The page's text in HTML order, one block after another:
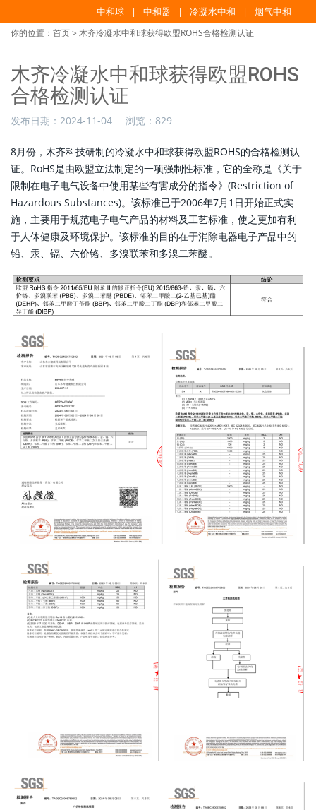
中和球 中和器 冷凝水中和 烟气中和
你的位置： 首页> 木齐冷凝水中和球获得欧盟ROHS合格检测认证
木齐冷凝水中和球获得欧盟ROHS
合格检测认证
发布日期： 2024-11-04 浏览： 829
8月份，木齐科技研制的冷凝水中和球获得欧盟ROHS的合格检测认
证。RoHS是由欧盟立法制定的一项强制性标准，它的全称是《关于
限制在电子电气设备中使用某些有害成分的指令》(Restriction of
Hazardous Substances)。该标准已于2006年7月1日开始正式实
施，主要用于规范电子电气产品的材料及工艺标准，使之更加有利
于人体健康及环境保护。该标准的目的在于消除电器电子产品中的
铅、汞、镉、六价铬、多溴联苯和多溴二苯醚。